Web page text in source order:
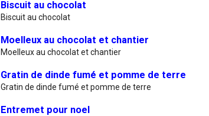
Biscuit au chocolat
Biscuit au chocolat
Moelleux au chocolat et chantier
Moelleux au chocolat et chantier
Gratin de dinde fumé et pomme de terre
Gratin de dinde fumé et pomme de terre
Entremet pour noel